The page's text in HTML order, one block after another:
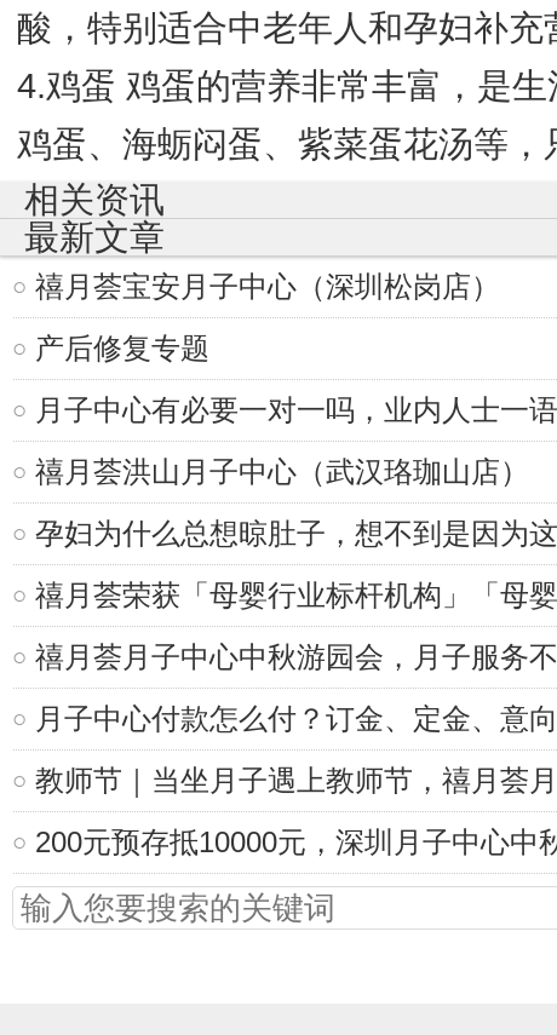
酸，特别适合中老年人和孕妇补充
4.鸡蛋 鸡蛋的营养非常丰富，是
鸡蛋、海蛎闷蛋、紫菜蛋花汤等，
相关资讯
最新文章
禧月荟宝安月子中心（深圳松岗店）
产后修复专题
月子中心有必要一对一吗，业内人士一
禧月荟洪山月子中心（武汉珞珈山店）
孕妇为什么总想晾肚子，想不到是因为这
禧月荟荣获「母婴行业标杆机构」「母
禧月荟月子中心中秋游园会，月子服务
月子中心付款怎么付？订金、定金、意向
教师节｜当坐月子遇上教师节，禧月荟
200元预存抵10000元，深圳月子中心中